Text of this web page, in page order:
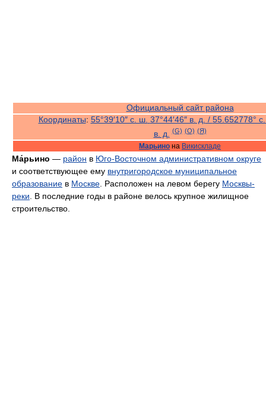
Официальный сайт района
Координаты: 55°39′10″ с. ш. 37°44′46″ в. д. / 55.652778°
в. д.
(G) (O) (Я)
Марьино на Викискладе
Ма́рьино — район в Юго-Восточном административном округе
и соответствующее ему внутригородское муниципальное
образование в Москве . Расположен на левом берегу Москвы-
реки . В последние годы в районе велось крупное жилищное
строительство.